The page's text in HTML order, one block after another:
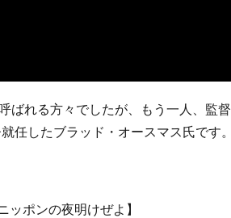
ばれる方々でしたが、もう一人、監督
任したブラッド・オースマス氏です。
ポンの夜明けぜよ】